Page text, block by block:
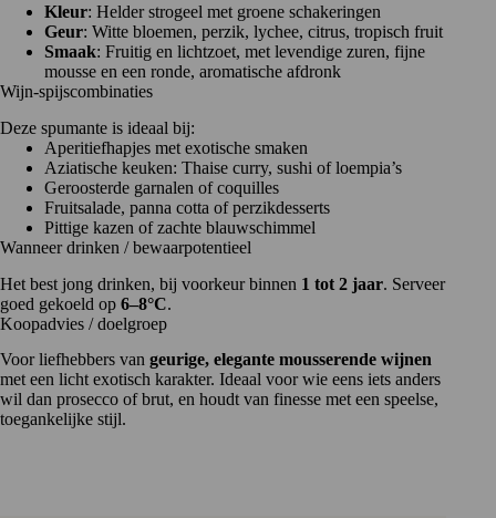
Kleur: Helder strogeel met groene schakeringen
Geur: Witte bloemen, perzik, lychee, citrus, tropisch fruit
Smaak: Fruitig en lichtzoet, met levendige zuren, fijne
mousse en een ronde, aromatische afdronk
Wijn-spijscombinaties
Deze spumante is ideaal bij:
Aperitiefhapjes met exotische smaken
Aziatische keuken: Thaise curry, sushi of loempia’s
Geroosterde garnalen of coquilles
Fruitsalade, panna cotta of perzikdesserts
Pittige kazen of zachte blauwschimmel
Wanneer drinken / bewaarpotentieel
Het best jong drinken, bij voorkeur binnen 1 tot 2 jaar. Serveer
goed gekoeld op 6–8°C.
Koopadvies / doelgroep
Voor liefhebbers van geurige, elegante mousserende wijnen
met een licht exotisch karakter. Ideaal voor wie eens iets anders
wil dan prosecco of brut, en houdt van finesse met een speelse,
toegankelijke stijl.